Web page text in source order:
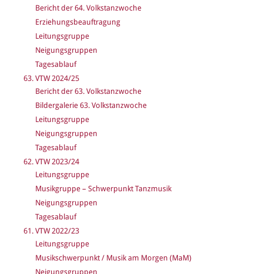
Bericht der 64. Volkstanzwoche
Erziehungsbeauftragung
Leitungsgruppe
Neigungsgruppen
Tagesablauf
63. VTW 2024/25
Bericht der 63. Volkstanzwoche
Bildergalerie 63. Volkstanzwoche
Leitungsgruppe
Neigungsgruppen
Tagesablauf
62. VTW 2023/24
Leitungsgruppe
Musikgruppe – Schwerpunkt Tanzmusik
Neigungsgruppen
Tagesablauf
61. VTW 2022/23
Leitungsgruppe
Musikschwerpunkt / Musik am Morgen (MaM)
Neigungsgruppen